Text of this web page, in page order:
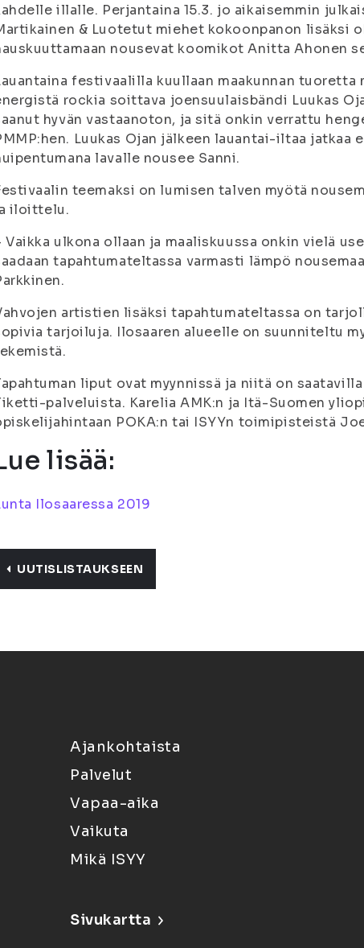
illalle. Perjantaina 15.3. jo aikaisemmin
& Luotetut miehet kokoonpanon lisäksi
nousevat koomikot Anitta Ahonen
festivaalilla kuullaan maakunnan
rockia soittava joensuulaisbändi Luukas
hyvän vastaanoton, ja sitä onkin verrattu
Luukas Ojan jälkeen lauantai-iltaa
lavalle nousee Sanni.
teemaksi on lumisen talven myötä
iloittelu.
Vaikka ulkona ollaan ja maaliskuussa onkin vielä
tapahtumateltassa varmasti lämpö
artistien lisäksi tapahtumateltassa on
tarjoiluja. Ilosaaren alueelle on suunniteltu
liput ovat myynnissä ja niitä on
palveluista. Karelia AMK:n ja Itä-Suomen
POKA:n tai ISYYn toimipisteistä
lisää:
Ilosaaressa 2019
UUTISLISTAUKSEEN
Ajankohtaista
Palvelut
Vapaa-aika
Vaikuta
Mikä ISYY
Sivukartta